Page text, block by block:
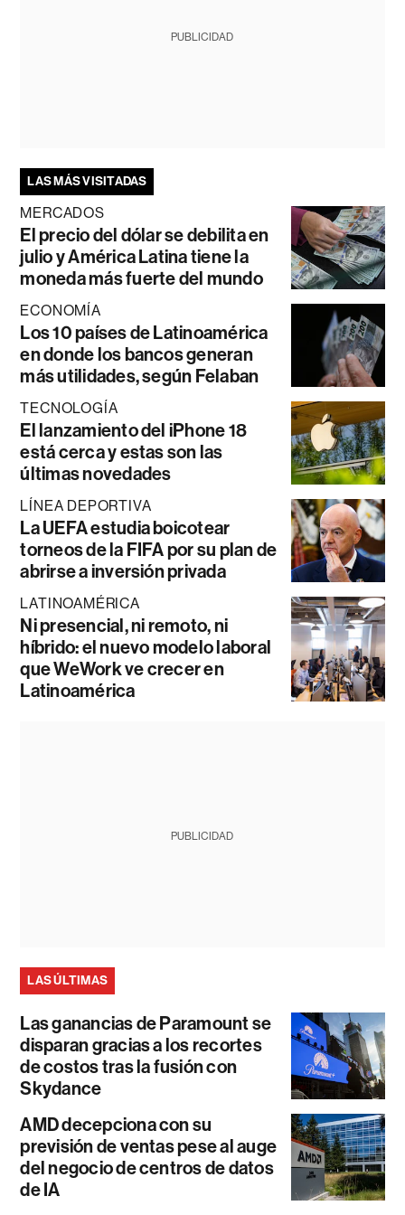
PUBLICIDAD
LAS MÁS VISITADAS
MERCADOS
El precio del dólar se debilita en
julio y América Latina tiene la
moneda más fuerte del mundo
ECONOMÍA
Los 10 países de Latinoamérica
en donde los bancos generan
más utilidades, según Felaban
TECNOLOGÍA
El lanzamiento del iPhone 18
está cerca y estas son las
últimas novedades
LÍNEA DEPORTIVA
La UEFA estudia boicotear
torneos de la FIFA por su plan de
abrirse a inversión privada
LATINOAMÉRICA
Ni presencial, ni remoto, ni
híbrido: el nuevo modelo laboral
que WeWork ve crecer en
Latinoamérica
PUBLICIDAD
LAS ÚLTIMAS
Las ganancias de Paramount se
disparan gracias a los recortes
de costos tras la fusión con
Skydance
AMD decepciona con su
previsión de ventas pese al auge
del negocio de centros de datos
de IA